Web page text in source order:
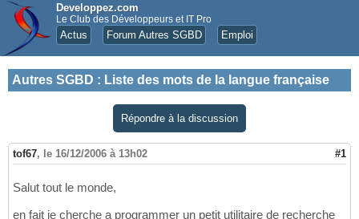
Developpez.com
Le Club des Développeurs et IT Pro
Actus Forum Autres SGBD Emploi
Autres SGBD : Liste des mots de la langue française
Répondre à la discussion
tof67, le 16/12/2006 à 13h02 #1
Salut tout le monde,
en fait je cherche a programmer un petit utilitaire de recherche